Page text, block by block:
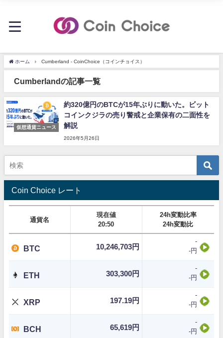
ホーム Cumberland - CoinChoice（コインチョイス）
Cumberlandの記事一覧
仮想通貨ニュース
約320億円のBTCが15年ぶりに動いた。ビット
コインクジラの売り警戒と企業保有の二面性を
解説
2026年5月26日
Coin Choice レート
通貨名
現在値
20:50
24h変動比率
24h変動比
BTC 10,246,703円
-
-円
ETH 303,300円
-
-円
XRP 197.19円
-
-円
BCH 65,619円
-
-円